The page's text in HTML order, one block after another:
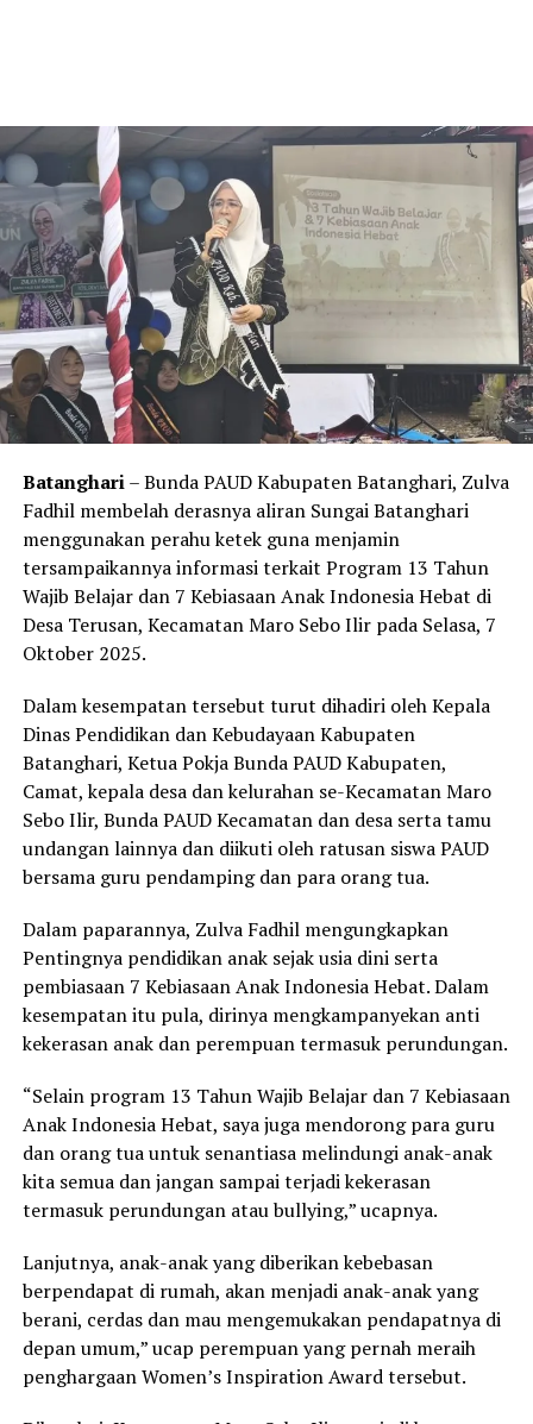
Batanghari– Bunda PAUD Kabupaten Batanghari, Zulva
Fadhil membelah derasnya aliran Sungai Batanghari
menggunakan perahu ketek guna menjamin
tersampaikannya informasi terkait Program 13 Tahun
Wajib Belajar dan 7 Kebiasaan Anak Indonesia Hebat di
Desa Terusan, Kecamatan Maro Sebo Ilir pada Selasa, 7
Oktober 2025.
Dalam kesempatan tersebut turut dihadiri oleh Kepala
Dinas Pendidikan dan Kebudayaan Kabupaten
Batanghari, Ketua Pokja Bunda PAUD Kabupaten,
Camat, kepala desa dan kelurahan se-Kecamatan Maro
Sebo Ilir, Bunda PAUD Kecamatan dan desa serta tamu
undangan lainnya dan diikuti oleh ratusan siswa PAUD
bersama guru pendamping dan para orang tua.
Dalam paparannya, Zulva Fadhil mengungkapkan
Pentingnya pendidikan anak sejak usia dini serta
pembiasaan 7 Kebiasaan Anak Indonesia Hebat. Dalam
kesempatan itu pula, dirinya mengkampanyekan anti
kekerasan anak dan perempuan termasuk perundungan.
“Selain program 13 Tahun Wajib Belajar dan 7 Kebiasaan
Anak Indonesia Hebat, saya juga mendorong para guru
dan orang tua untuk senantiasa melindungi anak-anak
kita semua dan jangan sampai terjadi kekerasan
termasuk perundungan atau bullying,” ucapnya.
Lanjutnya, anak-anak yang diberikan kebebasan
berpendapat di rumah, akan menjadi anak-anak yang
berani, cerdas dan mau mengemukakan pendapatnya di
depan umum,” ucap perempuan yang pernah meraih
penghargaan Women’s Inspiration Award tersebut.